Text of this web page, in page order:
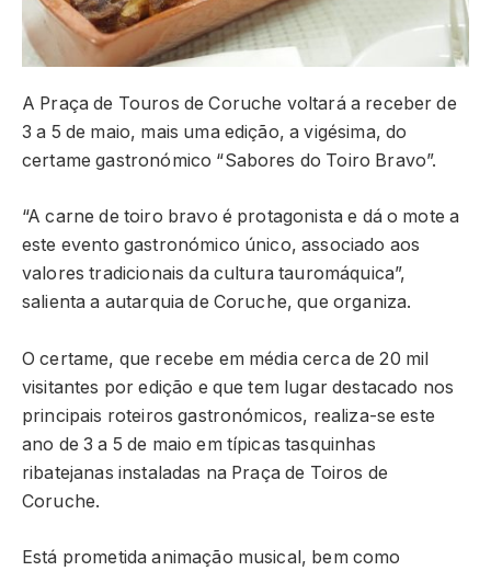
A Praça de Touros de Coruche voltará a receber de
3 a 5 de maio, mais uma edição, a vigésima, do
certame gastronómico “Sabores do Toiro Bravo”.
“A carne de toiro bravo é protagonista e dá o mote a
este evento gastronómico único, associado aos
valores tradicionais da cultura tauromáquica”,
salienta a autarquia de Coruche, que organiza.
O certame, que recebe em média cerca de 20 mil
visitantes por edição e que tem lugar destacado nos
principais roteiros gastronómicos, realiza-se este
ano de 3 a 5 de maio em típicas tasquinhas
ribatejanas instaladas na Praça de Toiros de
Coruche.
Está prometida animação musical, bem como